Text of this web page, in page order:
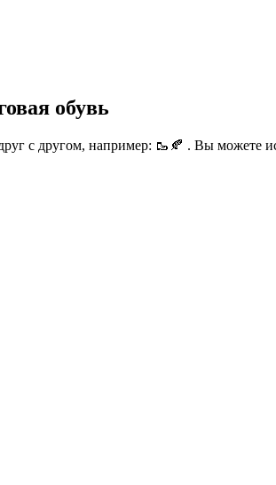
обувь
с другом, например: 🥾🍂 . Вы можете